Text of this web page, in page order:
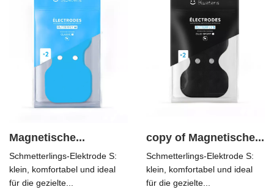
Magnetische...
Schmetterlings-Elektrode S:
klein, komfortabel und ideal
für die gezielte...
copy of Magnetische...
Schmetterlings-Elektrode S:
klein, komfortabel und ideal
für die gezielte...